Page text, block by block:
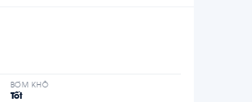
BƠM KHÔ
Tốt